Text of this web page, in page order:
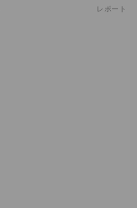
レポート